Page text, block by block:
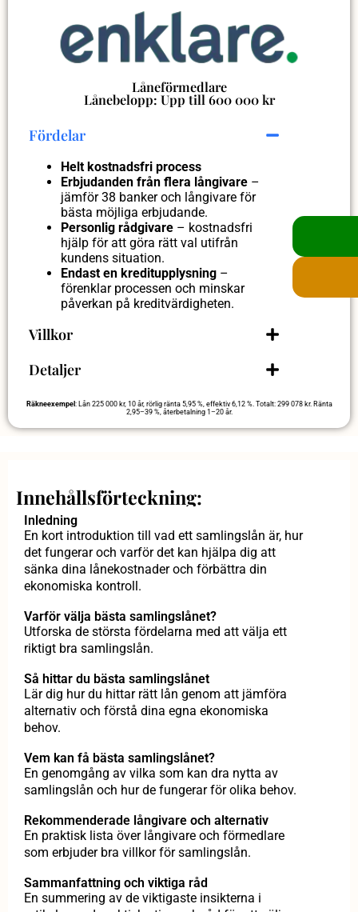
Låneförmedlare
Lånebelopp: Upp till 600 000 kr
Fördelar
Helt kostnadsfri process
Erbjudanden från flera långivare –
jämför 38 banker och långivare för
bästa möjliga erbjudande.
Personlig rådgivare – kostnadsfri
hjälp för att göra rätt val utifrån
kundens situation.
Endast en kreditupplysning –
förenklar processen och minskar
påverkan på kreditvärdigheten.
Villkor
Detaljer
Räkneexempel : Lån 225 000 kr, 10 år, rörlig ränta 5,95 %, effektiv 6,12 %. Totalt: 299 078 kr. Ränta
2,95–39 %, återbetalning 1–20 år.
Innehållsförteckning:
Inledning
En kort introduktion till vad ett samlingslån är, hur
det fungerar och varför det kan hjälpa dig att
sänka dina lånekostnader och förbättra din
ekonomiska kontroll.
Varför välja bästa samlingslånet?
Utforska de största fördelarna med att välja ett
riktigt bra samlingslån.
Så hittar du bästa samlingslånet
Lär dig hur du hittar rätt lån genom att jämföra
alternativ och förstå dina egna ekonomiska
behov.
Vem kan få bästa samlingslånet?
En genomgång av vilka som kan dra nytta av
samlingslån och hur de fungerar för olika behov.
Rekommenderade långivare och alternativ
En praktisk lista över långivare och förmedlare
som erbjuder bra villkor för samlingslån.
Sammanfattning och viktiga råd
En summering av de viktigaste insikterna i